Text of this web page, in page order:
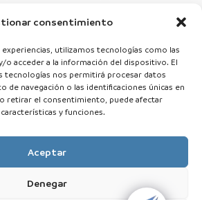
consentimiento
experiencias, utilizamos tecnologías como las
o acceder a la información del dispositivo. El
tecnologías nos permitirá procesar datos
de navegación o las identificaciones únicas en
retirar el consentimiento, puede afectar
y funciones.
Aceptar
Denegar
· Todos los derechos reservados